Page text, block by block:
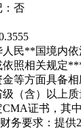
：否
民**国境内依
依照相关规定
等方面具备
（含）以上
证书，其
务要求：提供